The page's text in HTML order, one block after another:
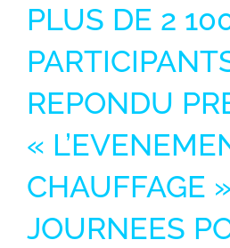
PLUS DE 2
REPONDU
«
CHAUFFAGE »
JOURNEES